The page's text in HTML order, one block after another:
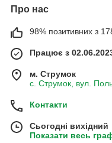
Про нас
98% позитивних з 178
Працює з
м. Струмок
с. Струмок, вул.
Контакти
Сьогодні вихідний
Показати весь